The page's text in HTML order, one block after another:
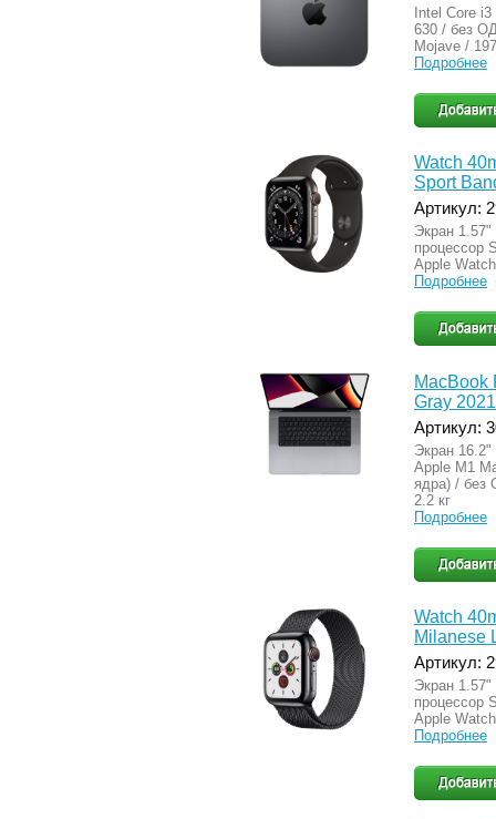
Intel Core
630 / без
Mojave /
Подробнее
Watch
Sport
Артикул:
Экран
процессор
Apple
Подробнее
MacBook
Gray 2021
Артикул:
Экран 16.2"
Apple M1
ядра) / без
2.2 кг
Подробнее
Watch
Milanese
Артикул:
Экран
процессор
Apple
Подробнее